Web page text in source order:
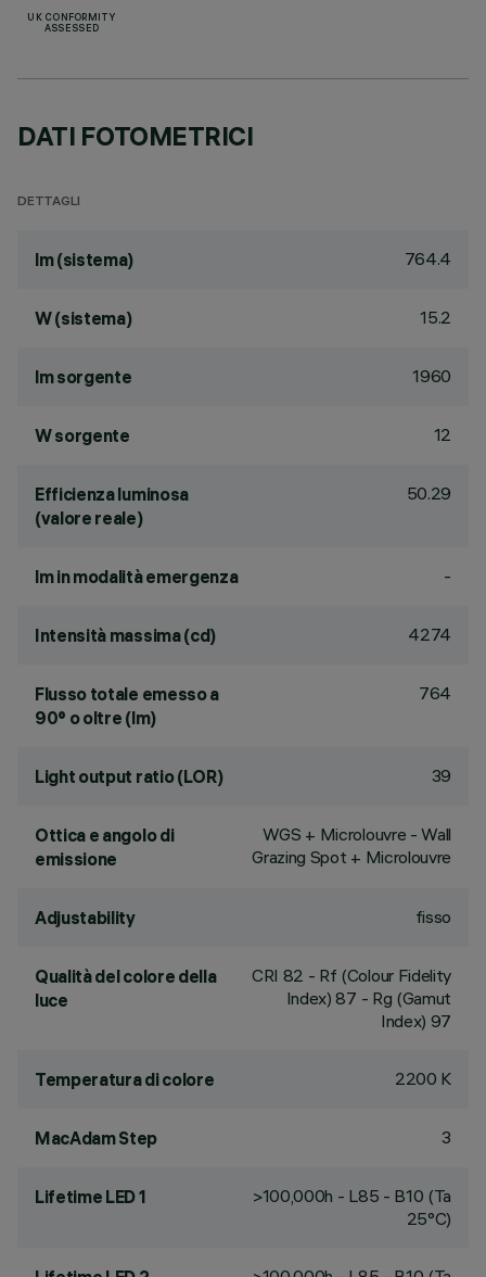
UK CONFORMITY
ASSESSED
DATI FOTOMETRICI
DETTAGLI
lm (sistema) 764.4
W (sistema) 15.2
lm sorgente 1960
W sorgente 12
Efficienza luminosa
(valore reale)
50.29
lm in modalità emergenza -
Intensità massima (cd) 4274
Flusso totale emesso a
90° o oltre (lm)
764
Light output ratio (LOR) 39
Ottica e angolo di
emissione
WGS + Microlouvre - Wall
Grazing Spot + Microlouvre
Adjustability fisso
Qualità del colore della
luce
CRI 82 - Rf (Colour Fidelity
Index) 87 - Rg (Gamut
Index) 97
Temperatura di colore 2200 K
MacAdam Step 3
Lifetime LED 1
>100,000h - L85 - B10 (Ta
25°C)